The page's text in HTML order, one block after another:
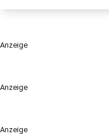
Anzeige
Anzeige
Anzeige